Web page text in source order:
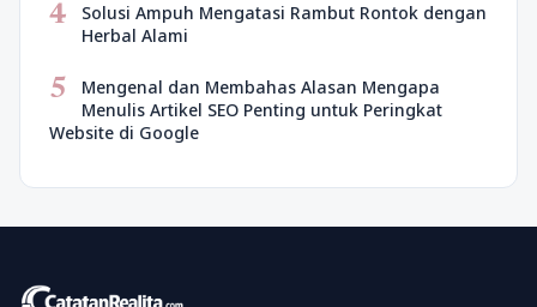
4
Solusi Ampuh Mengatasi Rambut Rontok dengan
Herbal Alami
5
Mengenal dan Membahas Alasan Mengapa
Menulis Artikel SEO Penting untuk Peringkat
Website di Google